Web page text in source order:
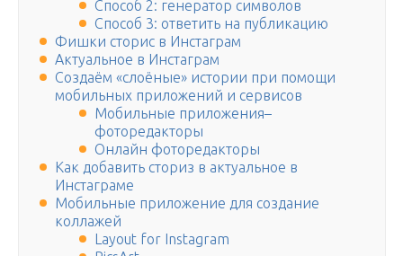
Способ 2: генератор символов
Способ 3: ответить на публикацию
Фишки сторис в Инстаграм
Актуальное в Инстаграм
Создаём «слоёные» истории при помощи
мобильных приложений и сервисов
Мобильные приложения–
фоторедакторы
Онлайн фоторедакторы
Как добавить сториз в актуальное в
Инстаграме
Мобильные приложение для создание
коллажей
Layout for Instagram